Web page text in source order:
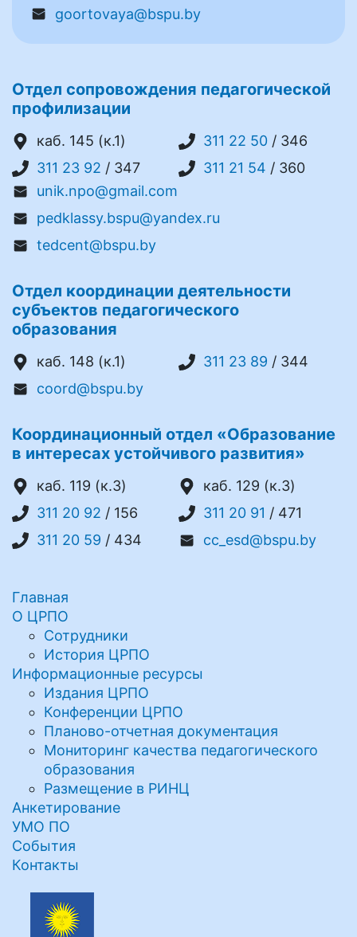
goortovaya@bspu.by
Отдел сопровождения педагогической
профилизации
каб. 145 (к.1) 311 22 50 / 346
311 23 92 / 347 311 21 54 / 360
unik.npo@gmail.com
pedklassy.bspu@yandex.ru
tedcent@bspu.by
Отдел координации деятельности
субъектов педагогического
образования
каб. 148 (к.1) 311 23 89 / 344
coord@bspu.by
Координационный отдел «Образование
в интересах устойчивого развития»
каб. 119 (к.3)
каб. 129 (к.3)
311 20 92 / 156 311 20 91 / 471
311 20 59 / 434 cc_esd@bspu.by
Главная
О ЦРПО
Сотрудники
История ЦРПО
Информационные ресурсы
Издания ЦРПО
Конференции ЦРПО
Планово-отчетная документация
Мониторинг качества педагогического
образования
Размещение в РИНЦ
Анкетирование
УМО ПО
События
Контакты